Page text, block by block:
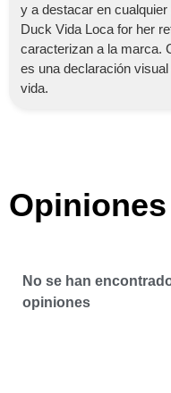
y a destacar en
Duck Vida Loca for her
caracterizan a la marca.
es una declaración
vida.
No se han
opiniones